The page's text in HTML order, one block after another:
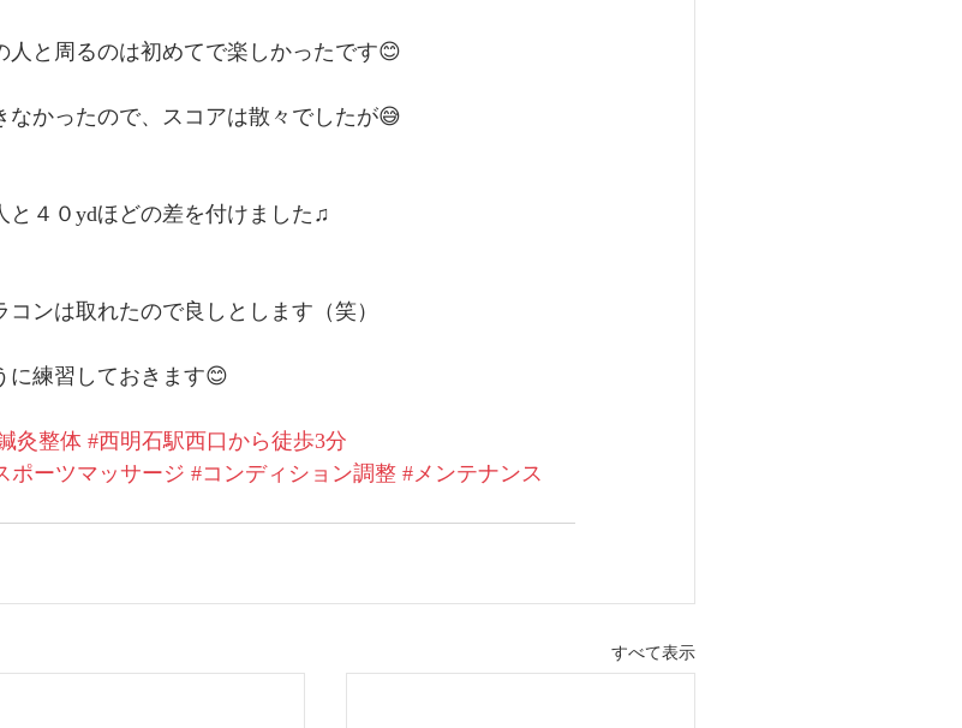
と周るのは初めてで楽しかったです😊
かったので、スコアは散々でしたが😅
と４０ydほどの差を付けました♫
ンは取れたので良しとします（笑）
に練習しておきます😊
灸整体 #西明石駅西口から徒歩3分
ポーツマッサージ #コンディション調整 #メンテナンス
すべて表示